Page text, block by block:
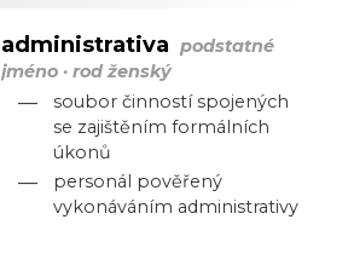
administrativa podstatné
jméno · rod ženský
—
soubor činností spojených
se zajištěním formálních
úkonů
—
personál pověřený
vykonáváním administrativy